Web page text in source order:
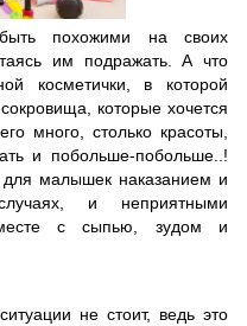
похожими на своих
им подражать. А что
косметички, в которой
которые хочется
много, столько красоты,
и побольше-побольше..!
для малышек наказанием и
и неприятными
с сыпью, зудом и
не стоит, ведь это